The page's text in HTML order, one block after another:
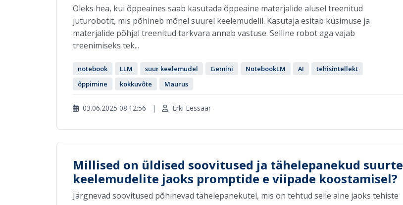
Oleks hea, kui õppeaines saab kasutada õppeaine materjalide alusel treenitud
juturobotit, mis põhineb mõnel suurel keelemudelil. Kasutaja esitab küsimuse ja
materjalide põhjal treenitud tarkvara annab vastuse. Selline robot aga vajab
treenimiseks tek...
notebook LLM suur keelemudel Gemini NotebookLM AI
tehisintellekt
õppimine
kokkuvõte Maurus
03.06.2025 08:12:56 | Erki Eessaar
Millised on üldised soovitused ja tähelepanekud suurte
keelemudelite jaoks promptide e viipade koostamisel?
Järgnevad soovitused põhinevad tähelepanekutel, mis on tehtud selle aine jaoks tehiste